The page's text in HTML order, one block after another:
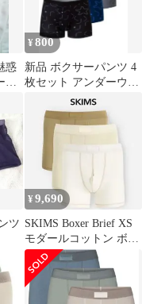
惑
ズ
¥800
新品 ボクサーパンツ 4
枚セット アンダーウェ
ア Sサイズ 前閉じ
ツ
¥9,690
SKIMS Boxer Brief XS
モダールコットン ボク
サー スキムス